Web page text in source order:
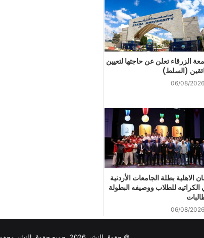
الزرقاء تعلن عن حاجتها لتعيين
(السلط)
06/08/2026
الاهلية بطلة الجامعات الأردنية
للطلاب ووصيفه البطولة
06/08/2026